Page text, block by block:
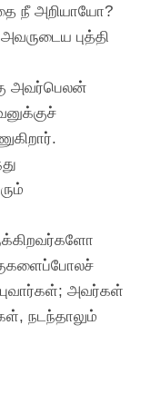
நீ அறியாயோ?
புத்தி
அவர்பெலன்
அவர்கள்
நடந்தாலும்